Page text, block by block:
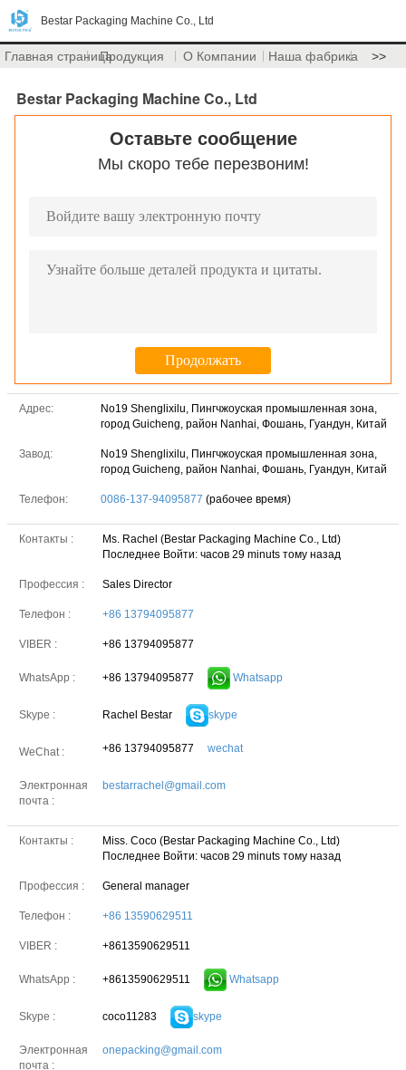
Bestar Packaging Machine Co., Ltd
Главная страницаПродукция О Компании Наша фабрика >>
Bestar Packaging Machine Co., Ltd
Оставьте сообщение
Мы скоро тебе перезвоним!
Адрес:
No19 Shenglixilu, Пингчжоуская промышленная зона,
город Guicheng, район Nanhai, Фошань, Гуандун, Китай
Завод:
No19 Shenglixilu, Пингчжоуская промышленная зона,
город Guicheng, район Nanhai, Фошань, Гуандун, Китай
Телефон: 0086-137-94095877 (рабочее время)
Контакты :
Ms. Rachel (Bestar Packaging Machine Co., Ltd)
Последнее Войти: часов 29 minuts тому назад
Профессия : Sales Director
Телефон : +86 13794095877
VIBER : +86 13794095877
WhatsApp : +86 13794095877 Whatsapp
Skype : Rachel Bestar skype
WeChat : +86 13794095877 wechat
Электронная
почта :
bestarrachel@gmail.com
Контакты :
Miss. Coco (Bestar Packaging Machine Co., Ltd)
Последнее Войти: часов 29 minuts тому назад
Профессия : General manager
Телефон : +86 13590629511
VIBER : +8613590629511
WhatsApp : +8613590629511 Whatsapp
Skype : coco11283 skype
Электронная
почта :
onepacking@gmail.com